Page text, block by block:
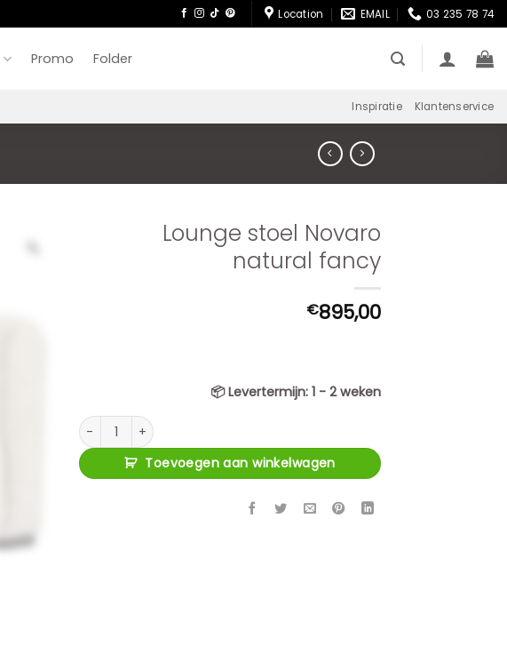
Location EMAIL 03 235 78 74
Promo Folder
Inspiratie Klantenservice
Lounge stoel Novaro
natural fancy
€895,00
📦Levertermijn: 1 - 2 weken
Lounge stoel Novaro natural fancy aantal
Toevoegen aan winkelwagen